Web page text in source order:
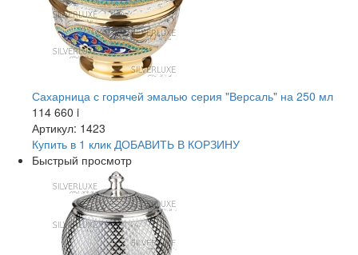
Сахарница с горячей эмалью серия "Версаль" на 250 мл
114 660 i
Артикул: 1423
Купить в 1 клик ДОБАВИТЬ В КОРЗИНУ
Быстрый просмотр